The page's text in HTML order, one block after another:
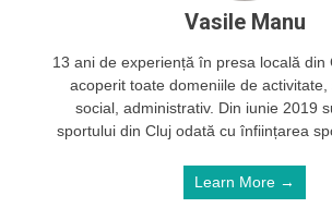
Vasile Manu
13 ani de experiență în presa locală din
acoperit toate domeniile de activitate,
social, administrativ. Din iunie 2019
sportului din Cluj odată cu înființarea
Learn More →